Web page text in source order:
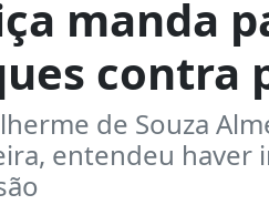
manda
contra
de Souza
entendeu haver